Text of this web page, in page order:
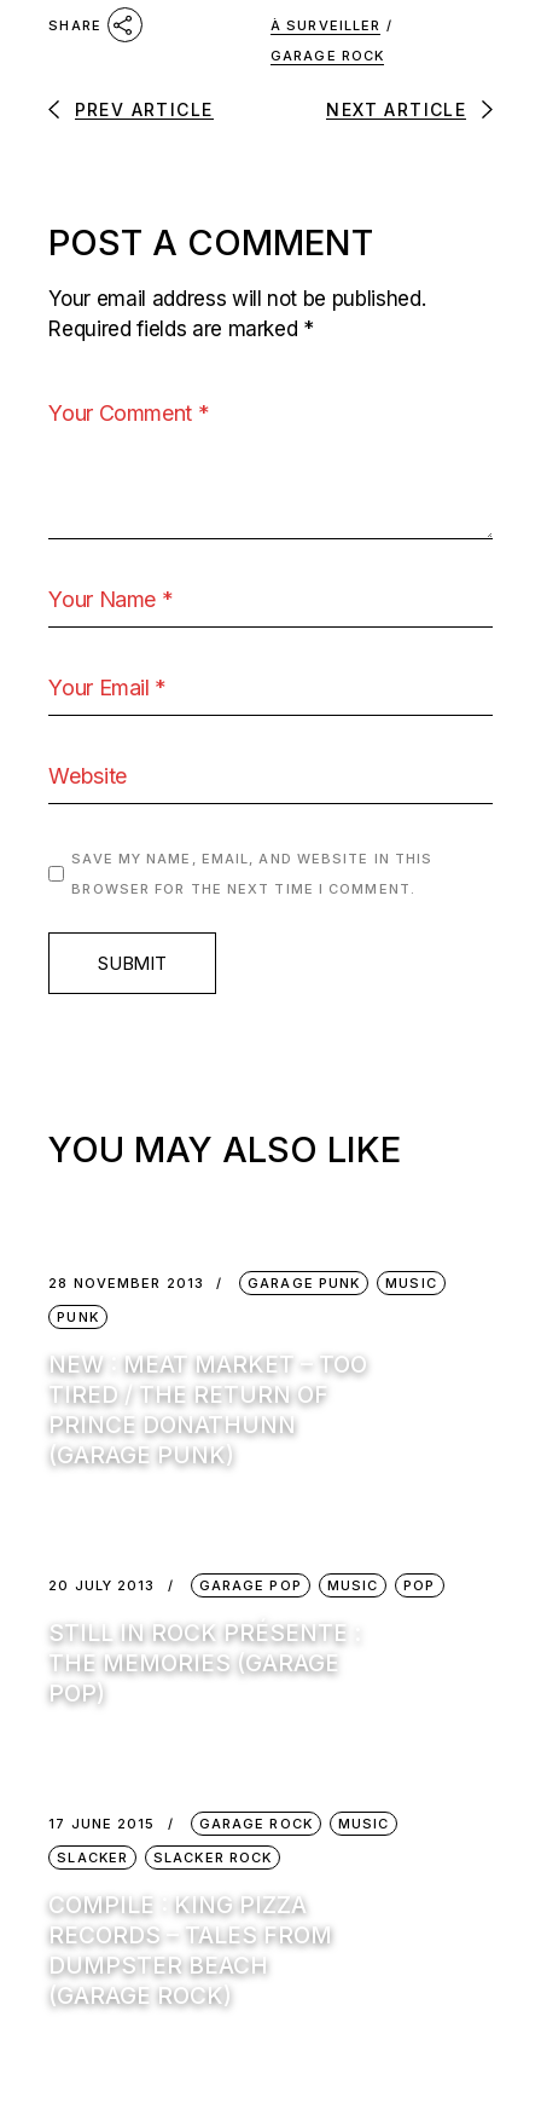
SHARE À SURVEILLER /
GARAGE ROCK
PREV ARTICLE NEXT ARTICLE
POST A COMMENT
Your email address will not be published.
Required fields are marked *
SAVE MY NAME, EMAIL, AND WEBSITE IN THIS
BROWSER FOR THE NEXT TIME I COMMENT.
SUBMIT
YOU MAY ALSO LIKE
28 NOVEMBER 2013 GARAGE PUNK
MUSIC
PUNK
NEW : MEAT MARKET – TOO
TIRED / THE RETURN OF
PRINCE DONATHUNN
(GARAGE PUNK)
20 JULY 2013 GARAGE POP MUSIC POP
STILL IN ROCK PRÉSENTE :
THE MEMORIES (GARAGE
POP)
17 JUNE 2015 GARAGE ROCK
MUSIC
SLACKER
SLACKER ROCK
COMPILE : KING PIZZA
RECORDS – TALES FROM
DUMPSTER BEACH
(GARAGE ROCK)